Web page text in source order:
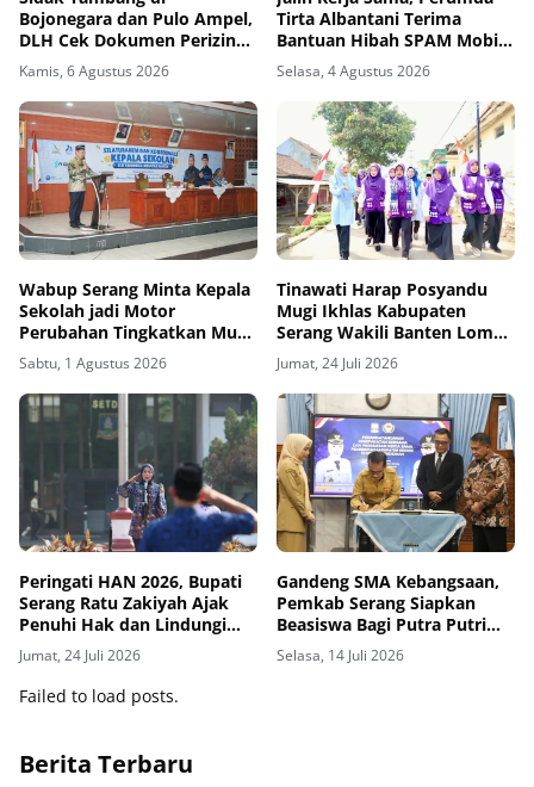
Bojonegara dan Pulo Ampel,
DLH Cek Dokumen Perizinan
Perusahaan
Kamis, 6 Agustus 2026
Tirta Albantani Terima
Bantuan Hibah SPAM Mobile
dari Korea Selatan
Selasa, 4 Agustus 2026
Wabup Serang Minta Kepala
Sekolah jadi Motor
Perubahan Tingkatkan Mutu
Pendidikan
Sabtu, 1 Agustus 2026
Tinawati Harap Posyandu
Mugi Ikhlas Kabupaten
Serang Wakili Banten Lomba
6 SPM Tingkat Nasional
Jumat, 24 Juli 2026
Peringati HAN 2026, Bupati
Serang Ratu Zakiyah Ajak
Penuhi Hak dan Lindungi
Anak-anak
Jumat, 24 Juli 2026
Gandeng SMA Kebangsaan,
Pemkab Serang Siapkan
Beasiswa Bagi Putra Putri
Terbaik
Selasa, 14 Juli 2026
Failed to load posts.
Berita Terbaru